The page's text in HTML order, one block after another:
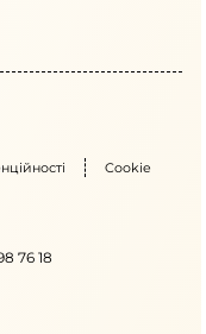
Cookie
76 18